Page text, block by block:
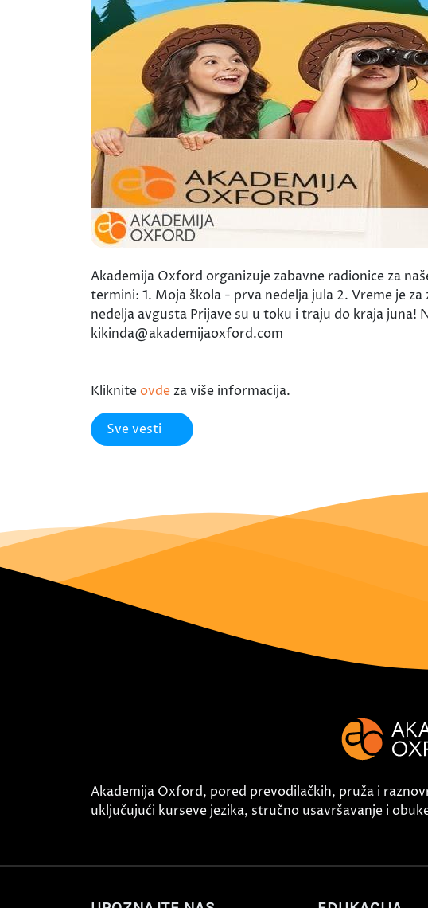
Akademija Oxford organizuje zabavne radionice za
termini: 1. Moja škola - prva nedelja jula 2. Vreme je
nedelja avgusta Prijave su u toku i traju do kraja juna!
kikinda@akademijaoxford.com
Kliknite ovde za više informacija.
Sve vesti
Akademija Oxford, pored prevodilačkih, pruža i
uključujući kurseve jezika, stručno usavršavanje i